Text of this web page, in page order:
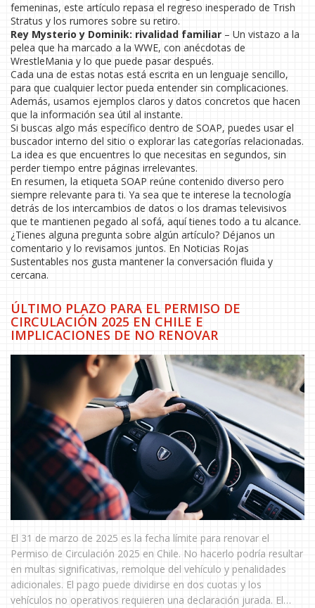
femeninas, este artículo repasa el regreso inesperado de Trish
Stratus y los rumores sobre su retiro.
Rey Mysterio y Dominik: rivalidad familiar – Un vistazo a la
pelea que ha marcado a la WWE, con anécdotas de
WrestleMania y lo que puede pasar después.
Cada una de estas notas está escrita en un lenguaje sencillo,
para que cualquier lector pueda entender sin complicaciones.
Además, usamos ejemplos claros y datos concretos que hacen
que la información sea útil al instante.
Si buscas algo más específico dentro de SOAP, puedes usar el
buscador interno del sitio o explorar las categorías relacionadas.
La idea es que encuentres lo que necesitas en segundos, sin
perder tiempo entre páginas irrelevantes.
En resumen, la etiqueta SOAP reúne contenido diverso pero
siempre relevante para ti. Ya sea que te interese la tecnología
detrás de los intercambios de datos o los dramas televisivos
que te mantienen pegado al sofá, aquí tienes todo a tu alcance.
¿Tienes alguna pregunta sobre algún artículo? Déjanos un
comentario y lo revisamos juntos. En Noticias Rojas
Sustentables nos gusta mantener la conversación fluida y
cercana.
ÚLTIMO PLAZO PARA EL PERMISO DE
CIRCULACIÓN 2025 EN CHILE E
IMPLICACIONES DE NO RENOVAR
El 31 de marzo de 2025 es la fecha límite para renovar el
Permiso de Circulación 2025 en Chile. No hacerlo podría resultar
en multas significativas, remolque del vehículo y penalidades
adicionales. El pago puede dividirse en dos cuotas y los
vehículos no operativos requieren una declaración jurada. El